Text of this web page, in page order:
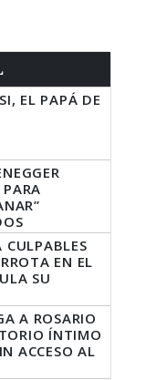
EL PAPÁ DE
CULPABLES
EN EL
SU
A ROSARIO
ÍNTIMO
ACCESO AL